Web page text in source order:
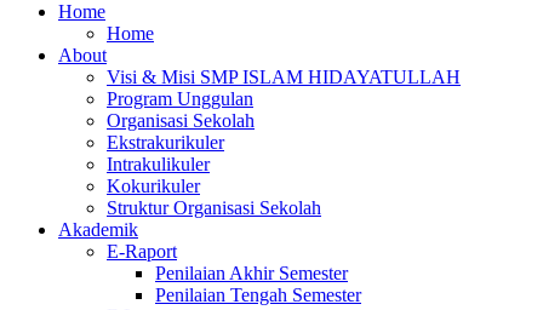
Home
Home
About
Visi & Misi SMP ISLAM HIDAYATULLAH
Program Unggulan
Organisasi Sekolah
Ekstrakurikuler
Intrakulikuler
Kokurikuler
Struktur Organisasi Sekolah
Akademik
E-Raport
Penilaian Akhir Semester
Penilaian Tengah Semester